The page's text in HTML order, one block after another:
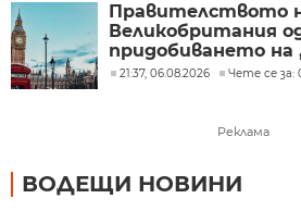
Правителството
Великобритания
придобиването на
Дискавъри“ от
21:37, 06.08.2026 Чете се за:
Реклама
ВОДЕЩИ НОВИНИ